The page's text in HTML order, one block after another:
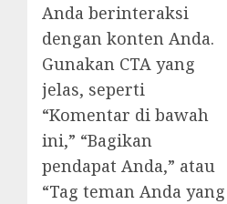
Anda berinteraksi
dengan konten Anda.
Gunakan CTA yang
jelas, seperti
“Komentar di bawah
ini,” “Bagikan
pendapat Anda,” atau
“Tag teman Anda yang